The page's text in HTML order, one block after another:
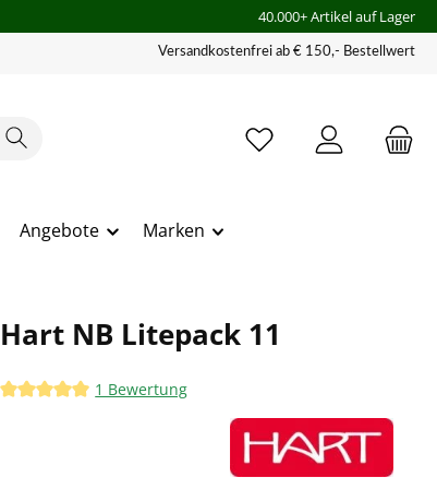
40.000+ Artikel auf Lager
Versandkostenfrei ab € 150,- Bestellwert
Angebote Marken
Hart NB Litepack 11
Durchschnittliche Bewertung von 5 von 5 Sternen
1 Bewertung